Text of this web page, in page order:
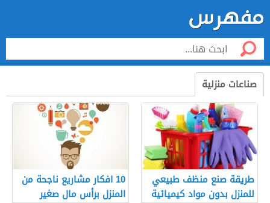
صناعات منزلية
طريقة صنع منظف طبيعي
للمنزل بدون مواد كيميائية
10 افكار مشاريع ناجحة من
المنزل برأس مال صغير